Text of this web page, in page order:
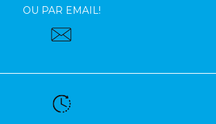
OU PAR EMAIL!